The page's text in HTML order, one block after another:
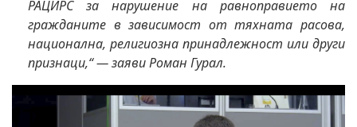
РАЦИРС за нарушение на равноправието на
гражданите в зависимост от тяхната расова,
национална, религиозна принадлежност или други
признаци,“ — заяви Роман Гурал.